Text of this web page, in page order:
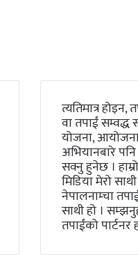
त्यतिमात्र
वा तपाईं सम्वद्ध
योजना,
अभियानबारे पनि
सक्नु हुनेछ ।
मिडिया मेरो
नेपालनाम्चा
साथी हो ।
तपाईंको पार्टनर